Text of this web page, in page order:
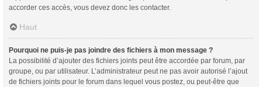
accorder ces accès, vous devez donc les contacter.
Haut
Pourquoi ne puis-je pas joindre des fichiers à mon message ?
La possibilité d’ajouter des fichiers joints peut être accordée par forum, par
groupe, ou par utilisateur. L’administrateur peut ne pas avoir autorisé l’ajout
de fichiers joints pour le forum dans lequel vous postez, ou peut-être que